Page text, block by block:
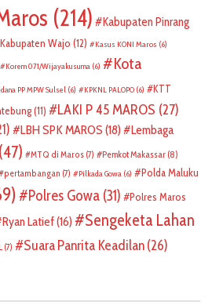
(214)
Kabupaten Pinrang
Kabupaten Wajo (12) Kasus KONI Maros (6)
Korem 071/Wijayakusuma (6)
Kota
PP MPW Sulsel (6) KPKNL PALOPO (6)
KTT
(11) LAKI P 45 MAROS (27)
LBH SPK MAROS (18)
Lembaga
(47) MTQ di Maros (7) Pemkot Makassar (8)
pertambangan (7) Pilkada Gowa (6)
Polda Maluku
Polres Gowa (31)
Polres Maros
Ryan Latief(16)
Sengeketa Lahan
(7) Suara Panrita Keadilan(26)